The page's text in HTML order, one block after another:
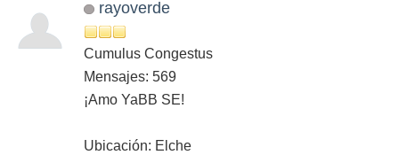
rayoverde
Cumulus Congestus
Mensajes: 569
¡Amo YaBB SE!
Ubicación: Elche